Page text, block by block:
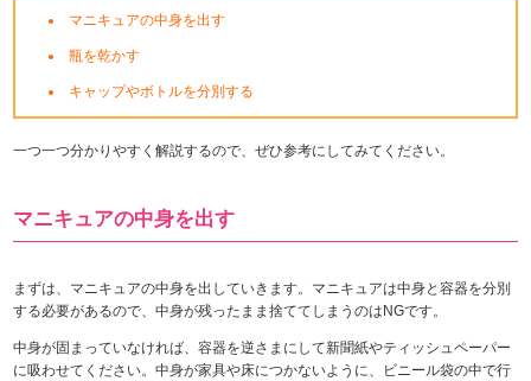
マニキュアの中身を出す
瓶を乾かす
キャップやボトルを分別する
一つ一つ分かりやすく解説するので、ぜひ参考にしてみてください。
マニキュアの中身を出す
まずは、マニキュアの中身を出していきます。マニキュアは中身と容器を分別
する必要があるので、中身が残ったまま捨ててしまうのはNGです。
中身が固まっていなければ、容器を逆さまにして新聞紙やティッシュペーパー
に吸わせてください。中身が家具や床につかないように、ビニール袋の中で行